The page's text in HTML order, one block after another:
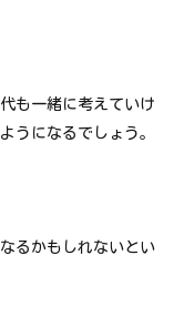
も一緒に考えていけ
うになるでしょう。
るかもしれないとい